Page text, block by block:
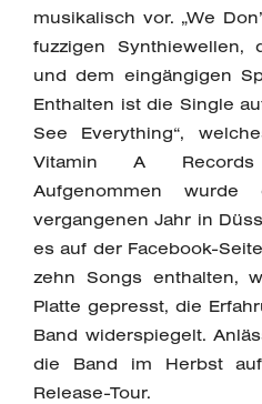
musikalisch vor. „We
fuzzigen Synthiewellen,
und dem eingängigen
Enthalten ist die Single
See Everything“,
Vitamin A
Aufgenommen
vergangenen Jahr in
es auf der Facebook-
zehn Songs enthalten,
Platte gepresst, die
Band widerspiegelt.
die Band im Herbst
Release-Tour.